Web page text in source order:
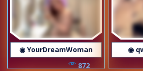
◉ YourDreamWoman
872
◉